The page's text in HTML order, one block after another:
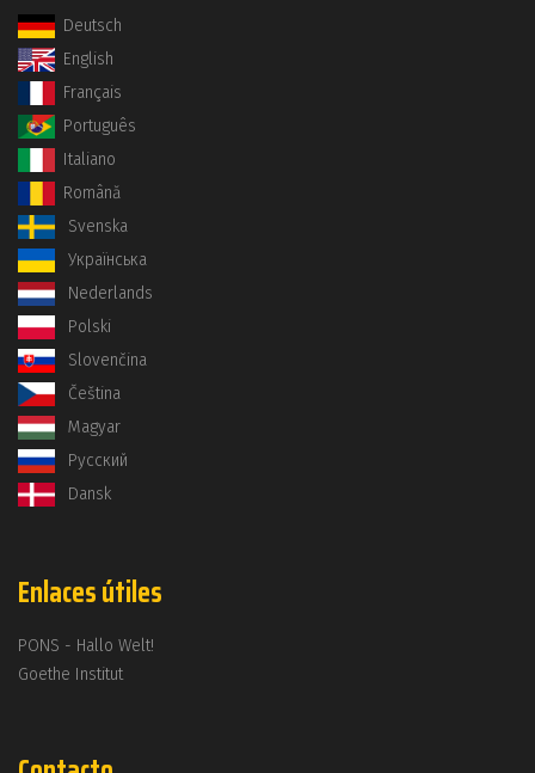
Deutsch
English
Français
Português
Italiano
Română
Svenska
Українська
Nederlands
Polski
Slovenčina
Čeština
Magyar
Русский
Dansk
Enlaces útiles
PONS - Hallo Welt!
Goethe Institut